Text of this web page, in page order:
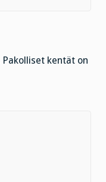
Pakolliset kentät on